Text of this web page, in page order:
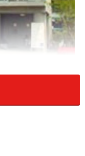
澤さんに、この窓の